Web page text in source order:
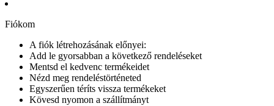
Fiókom
A fiók létrehozásának előnyei:
Add le gyorsabban a következő rendeléseket
Mentsd el kedvenc termékeidet
Nézd meg rendeléstörténeted
Egyszerűen téríts vissza termékeket
Kövesd nyomon a szállítmányt